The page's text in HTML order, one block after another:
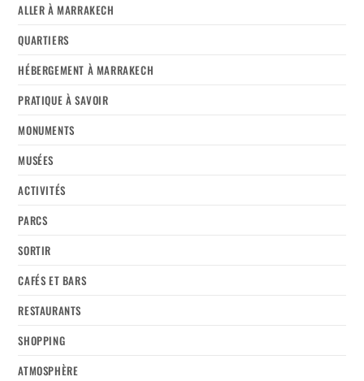
ALLER À MARRAKECH
QUARTIERS
HÉBERGEMENT À MARRAKECH
PRATIQUE À SAVOIR
MONUMENTS
MUSÉES
ACTIVITÉS
PARCS
SORTIR
CAFÉS ET BARS
RESTAURANTS
SHOPPING
ATMOSPHÈRE